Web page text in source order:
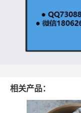
相关产品：